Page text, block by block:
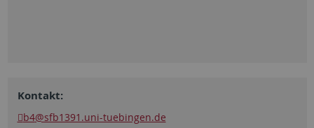
Kontakt:
b4@sfb1391.uni-tuebingen.de